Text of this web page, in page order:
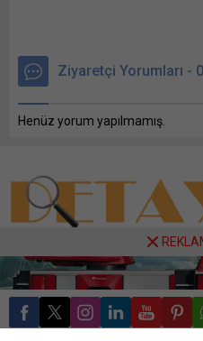
Ziyaretçi Yorumları -
Henüz yorum yapılmamış.
Tüm hakları saklıdır. DETAY
kopyalanması veya yeniden